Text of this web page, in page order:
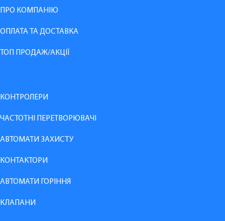
ПРО КОМПАНІЮ
ОПЛАТА ТА ДОСТАВКА
ТОП ПРОДАЖ/АКЦІЇ
КОНТРОЛЕРИ
ЧАСТОТНІ ПЕРЕТВОРЮВАЧІ
АВТОМАТИ ЗАХИСТУ
КОНТАКТОРИ
АВТОМАТИ ГОРІННЯ
КЛАПАНИ